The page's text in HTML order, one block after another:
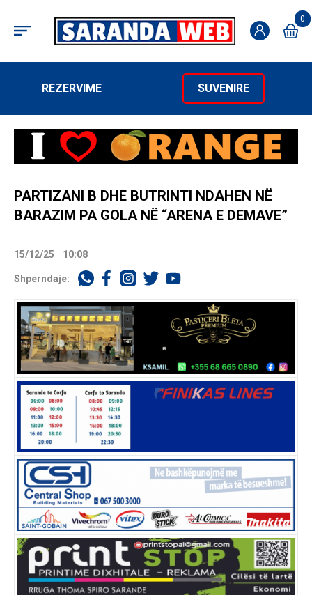
0
REZERVIME SUVENIRE
PARTIZANI B DHE BUTRINTI NDAHEN NË
BARAZIM PA GOLA NË “ARENA E DEMAVE”
15/12/25 10:08
Shperndaje: